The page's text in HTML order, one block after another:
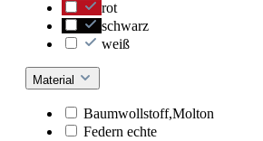
rot
schwarz
weiß
Material
Baumwollstoff,Molton
Federn echte